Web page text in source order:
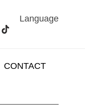
Language
CONTACT